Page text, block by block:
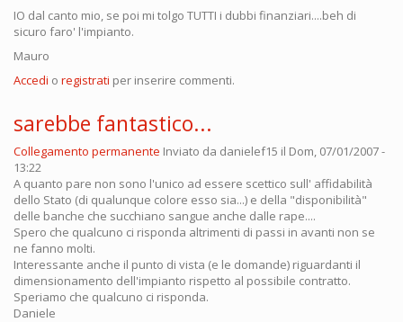
IO dal canto mio, se poi mi tolgo TUTTI i dubbi finanziari....beh di
sicuro faro' l'impianto.
Mauro
Accedi o registrati per inserire commenti.
sarebbe fantastico...
Collegamento permanente Inviato da danielef15 il Dom, 07/01/2007 -
13:22
A quanto pare non sono l'unico ad essere scettico sull' affidabilità
dello Stato (di qualunque colore esso sia...) e della "disponibilità"
delle banche che succhiano sangue anche dalle rape....
Spero che qualcuno ci risponda altrimenti di passi in avanti non se
ne fanno molti.
Interessante anche il punto di vista (e le domande) riguardanti il
dimensionamento dell'impianto rispetto al possibile contratto.
Speriamo che qualcuno ci risponda.
Daniele